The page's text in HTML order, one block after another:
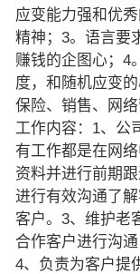
应变能力强和优
精神；3。语言要
赚钱的企图心；4
度，和随机应变
保险、销售、网
工作内容：1、公
有工作都是在网
资料并进行前期
进行有效沟通了
客户。3、维护老
合作客户进行沟
4、负责为客户提